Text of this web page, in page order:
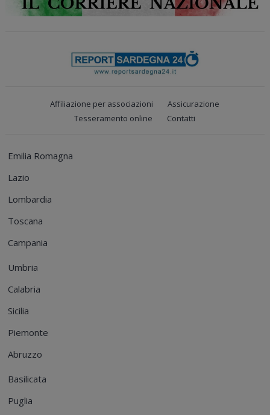
Affiliazione per associazioni
Assicurazione
Tesseramento online
Contatti
Emilia Romagna
Lazio
Lombardia
Toscana
Campania
Umbria
Calabria
Sicilia
Piemonte
Abruzzo
Basilicata
Puglia